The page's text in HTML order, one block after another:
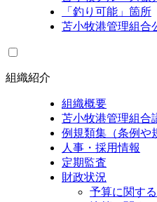
「釣り可能」箇所
苫小牧港管理組合
組織紹介
組織概要
苫小牧港管理組合
例規類集（条例や
人事・採用情報
定期監査
財政状況
予算に関す